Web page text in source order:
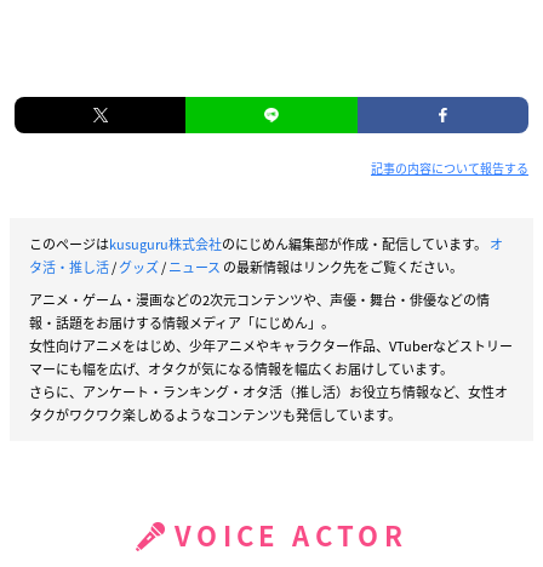
記事の内容について報告する
このページはkusuguru株式会社のにじめん編集部が作成・配信しています。 オ
タ活・推し活/グッズ/ニュース の最新情報はリンク先をご覧ください。
アニメ・ゲーム・漫画などの2次元コンテンツや、声優・舞台・俳優などの情
報・話題をお届けする情報メディア「にじめん」。
女性向けアニメをはじめ、少年アニメやキャラクター作品、VTuberなどストリー
マーにも幅を広げ、オタクが気になる情報を幅広くお届けしています。
さらに、アンケート・ランキング・オタ活（推し活）お役立ち情報など、女性オ
タクがワクワク楽しめるようなコンテンツも発信しています。
VOICE ACTOR